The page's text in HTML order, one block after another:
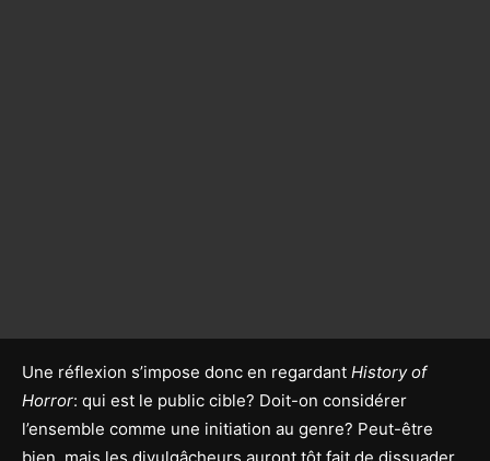
Une réflexion s’impose donc en regardant History of
Horror: qui est le public cible? Doit-on considérer
l’ensemble comme une initiation au genre? Peut-être